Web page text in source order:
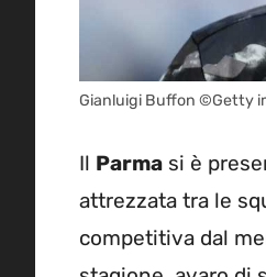
Gianluigi Buffon ©Getty
Il Parma si è
attrezzata tra le
competitiva dal